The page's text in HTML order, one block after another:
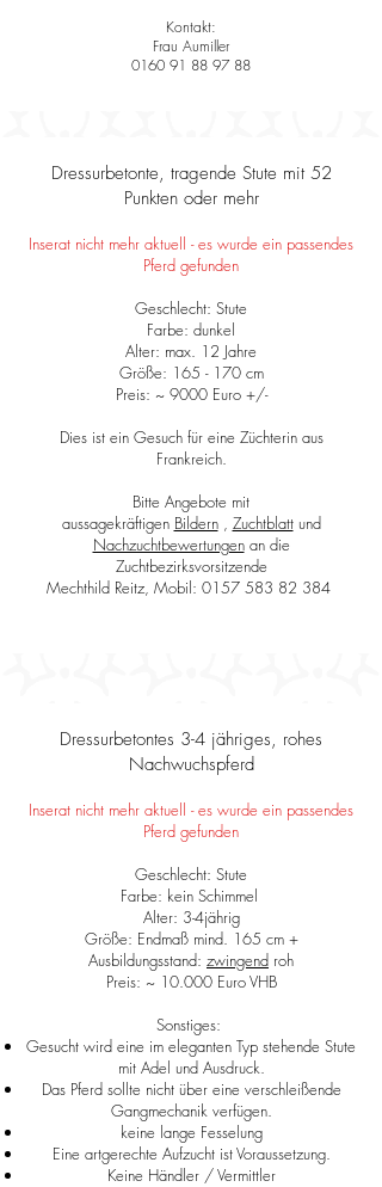
Kontakt:
Frau Aumiller
0160 91 88 97 88
Dressurbetonte, tragende Stute mit 52
Punkten oder mehr
Inserat nicht mehr aktuell - es wurde ein passendes
Pferd gefunden
Geschlecht: Stute
Farbe: dunkel
Alter: max. 12 Jahre
Größe: 165 - 170 cm
Preis: ~ 9000 Euro +/-
Dies ist ein Gesuch für eine Züchterin aus
Frankreich.​​
Bitte Angebote mit
aussagekräftigen Bildern, Zuchtblattund
Nachzuchtbewertungenan die
Zuchtbezirksvorsitzende
Mechthild Reitz, Mobil: 0157 583 82 384
Dressurbetontes 3-4 jähriges, rohes
Nachwuchspferd
Inserat nicht mehr aktuell - es wurde ein passendes
Pferd gefunden
Geschlecht: Stute
Farbe: kein Schimmel
Alter: 3-4jährig
Größe: Endmaß mind. 165 cm +
Ausbildungsstand: zwingend roh
Preis: ~ 10.000 Euro VHB
Sonstiges: ​
Gesucht wird eine im eleganten Typ stehende Stute
mit Adel und Ausdruck.
Das Pferd sollte nicht über eine verschleißende
Gangmechanik verfügen.
keine lange Fesselung
Eine artgerechte Aufzucht ist Voraussetzung.
Keine Händler / Vermittler